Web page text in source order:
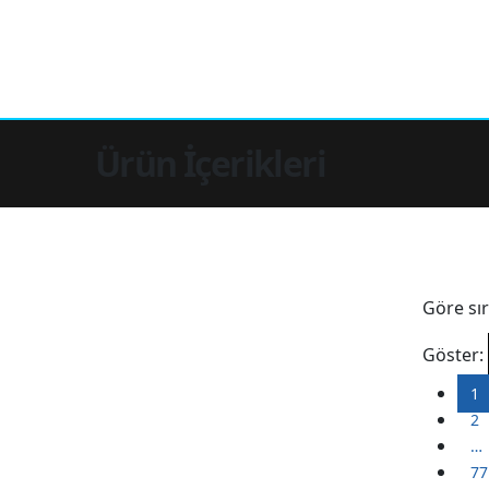
Göre
Göster:
1
2
…
77